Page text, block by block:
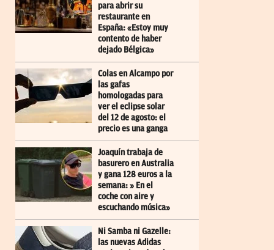
para abrir su
restaurante en
España: «Estoy muy
contento de haber
dejado Bélgica»
Colas en Alcampo por
las gafas
homologadas para
ver el eclipse solar
del 12 de agosto: el
precio es una ganga
Joaquín trabaja de
basurero en Australia
y gana 128 euros a la
semana: » En el
coche con aire y
escuchando música»
Ni Samba ni Gazelle:
las nuevas Adidas